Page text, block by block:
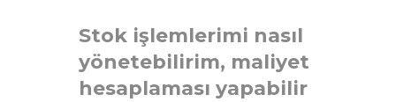
Stok işlemlerimi nasıl
yönetebilirim, maliyet
hesaplaması yapabilir